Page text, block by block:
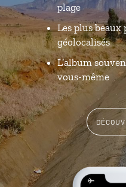
plage
Les plus beaux
géolocalisés
L’album
vous-même